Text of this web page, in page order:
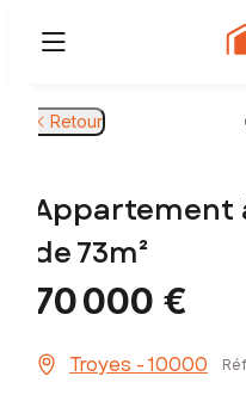
Retour
Appartement
de 73m²
70 000 €
Troyes - 10000